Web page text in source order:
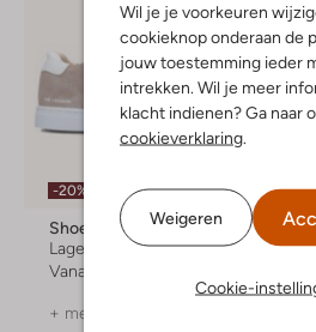
Wil je je voorkeuren
cookieknop onderaan de
jouw toestemming ieder
intrekken. Wil je meer
klacht indienen? Ga naar
cookieverklaring.
Weigeren
Cookie-
-20%
Shoesme
Lage sneakers
Vanaf
+ meer kleuren
Lage